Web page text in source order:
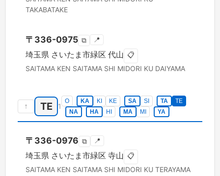
TAKABATAKE
〒 336-0975 ⧉ 📍
埼玉県 さいたま市緑区 代山 📋
SAITAMA KEN SAITAMA SHI MIDORI KU DAIYAMA
↑ TE 1
O KA KI KE SA SI TA
TE
NA
HA HI MA MI YA
〒 336-0976 ⧉ 📍
埼玉県 さいたま市緑区 寺山 📋
SAITAMA KEN SAITAMA SHI MIDORI KU TERAYAMA